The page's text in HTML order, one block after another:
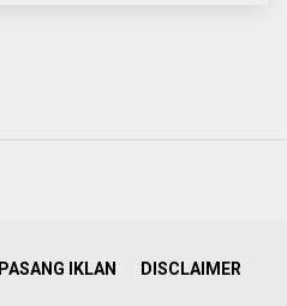
PASANG IKLAN DISCLAIMER